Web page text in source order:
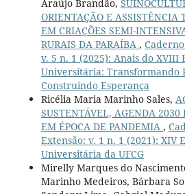
Araújo Brandão,
ORIENTAÇÃO E ASSISTÊNCIA
EM CRIAÇÕES SEMI-
RURAIS DA PARAÍBA ,
v. 5 n. 1 (2025): Anais do XVIII
Universitária: Transformando
Construindo Esperança
Ricélia Maria Marinho Sales,
SUSTENTÁVEL, AGENDA 2030
EM ÉPOCA DE PANDEMIA ,
Extensão: v. 1 n. 1 (2021): XIV
Universitária da UFCG
Mirelly Marques do
Marinho Medeiros, Bárbara